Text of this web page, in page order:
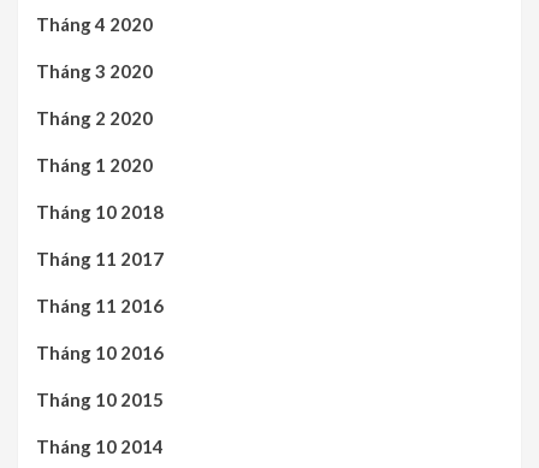
Tháng 4 2020
Tháng 3 2020
Tháng 2 2020
Tháng 1 2020
Tháng 10 2018
Tháng 11 2017
Tháng 11 2016
Tháng 10 2016
Tháng 10 2015
Tháng 10 2014